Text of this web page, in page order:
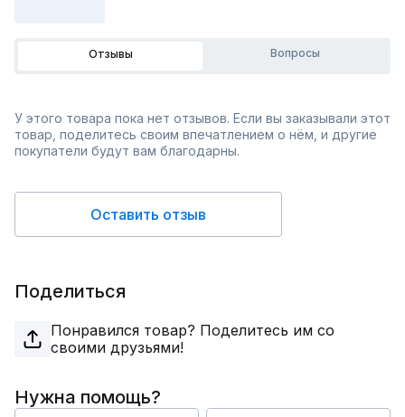
Отзывы Вопросы
У этого товара пока нет отзывов. Если вы заказывали этот
товар, поделитесь своим впечатлением о нём, и другие
покупатели будут вам благодарны.
Оставить отзыв
Поделиться
Понравился товар? Поделитесь им со
своими друзьями!
Нужна помощь?